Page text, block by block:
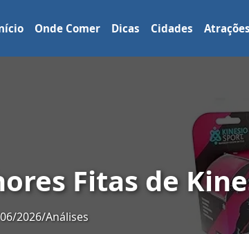
Onde Comer Dicas Cidades Atrações
Fitas de
2026/Análises